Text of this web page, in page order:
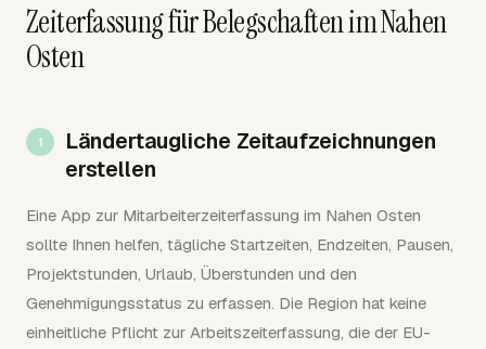
Zeiterfassung für Belegschaften im Nahen
Osten
Ländertaugliche Zeitaufzeichnungen
erstellen
Eine App zur Mitarbeiterzeiterfassung im Nahen Osten
sollte Ihnen helfen, tägliche Startzeiten, Endzeiten, Pausen,
Projektstunden, Urlaub, Überstunden und den
Genehmigungsstatus zu erfassen. Die Region hat keine
einheitliche Pflicht zur Arbeitszeiterfassung, die der EU-